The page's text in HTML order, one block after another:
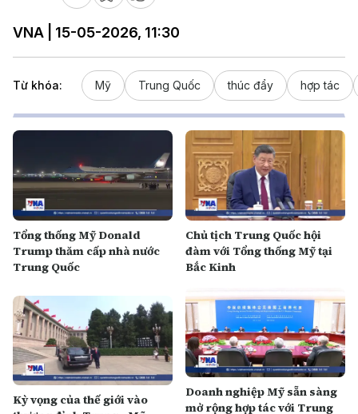
VNA | 15-05-2026, 11:30
Từ khóa: Mỹ Trung Quốc thúc đẩy hợp tác
Tổng thống Mỹ Donald
Trump thăm cấp nhà nước
Trung Quốc
Chủ tịch Trung Quốc hội
đàm với Tổng thống Mỹ tại
Bắc Kinh
Kỳ vọng của thế giới vào
Doanh nghiệp Mỹ sẵn sàng
mở rộng hợp tác với Trung